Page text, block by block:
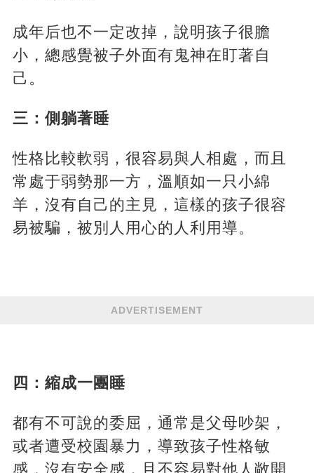
成年后也不一定改掉，說明孩子很膽
小，總感覺被子外面有鬼神在盯著自
己。
三：側躺著睡
性格比較軟弱，很容易與人相處，而且
常處于弱勢那一方，溫順如一只小綿
羊，沒有自己的主見，這樣的孩子很容
易被騙，被別人用心的人利用導。
ADVERTISEMENT
四：縮成一團睡
都有不可說的委屈，通常是父母吵架，
或者遭受校園暴力，導致孩子性格敏
感，沒有安全感，且不容易對他人敞開